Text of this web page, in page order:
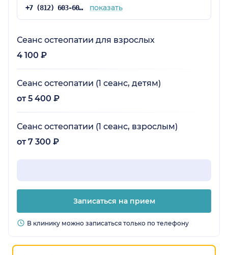
+7 (812) 603-60-42 показать
Сеанс остеопатии для взрослых
4 100 ₽
Сеанс остеопатии (1 сеанс, детям)
от 5 400 ₽
Сеанс остеопатии (1 сеанс, взрослым)
от 7 300 ₽
Записаться на прием
В клинику можно записаться только по телефону